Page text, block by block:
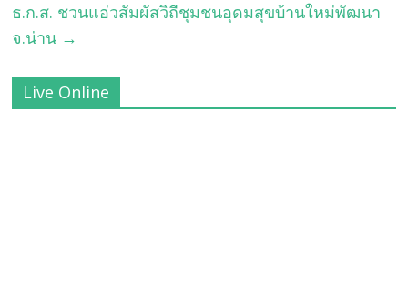
ธ.ก.ส. ชวนแอ่วสัมผัสวิถีชุมชนอุดมสุขบ้านใหม่พัฒนา
จ.น่าน →
Live Online